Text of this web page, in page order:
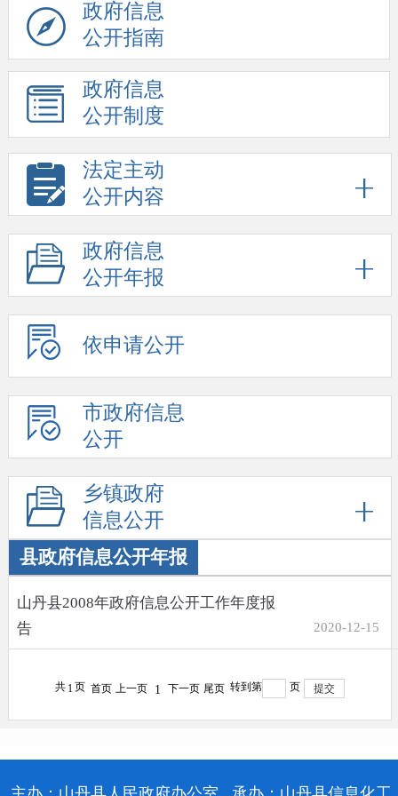
政府信息
公开指南
政府信息
公开制度
法定主动
公开内容
政府信息
公开年报
依申请公开
市政府信息
公开
乡镇政府
信息公开
县政府信息公开年报
山丹县2008年政府信息公开工作年度报
告
2020-12-15
共 1 页 首页 上一页 1 下一页 尾页 转到第 页 提交